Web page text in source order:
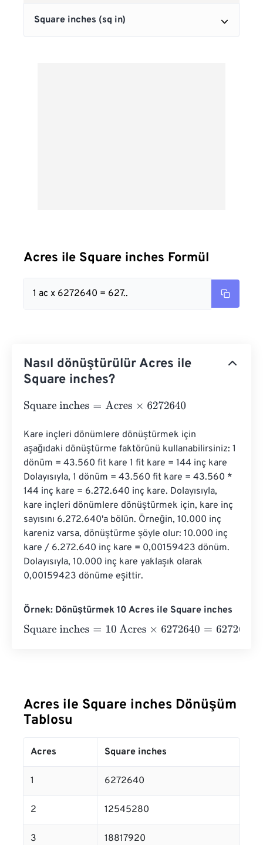
Acres ile Square inches Formül
1 ac x 6272640 = 627..
Nasıl dönüştürülür Acres ile
Square inches?
Square inches= Acres×6272640
Kare inçleri dönümlere dönüştürmek için
aşağıdaki dönüştürme faktörünü kullanabilirsiniz: 1
dönüm = 43.560 fit kare 1 fit kare = 144 inç kare
Dolayısıyla, 1 dönüm = 43.560 fit kare = 43.560 *
144 inç kare = 6.272.640 inç kare. Dolayısıyla,
kare inçleri dönümlere dönüştürmek için, kare inç
sayısını 6.272.640'a bölün. Örneğin, 10.000 inç
kareniz varsa, dönüştürme şöyle olur: 10.000 inç
kare / 6.272.640 inç kare = 0,00159423 dönüm.
Dolayısıyla, 10.000 inç kare yaklaşık olarak
0,00159423 dönüme eşittir.
Örnek: Dönüştürmek 10 Acres ile Square inches
Square inches= 10 Acres×6272640=62726400 Square
Acres ile Square inches Dönüşüm
Tablosu
Acres Square inches
1 6272640
2 12545280
3 18817920